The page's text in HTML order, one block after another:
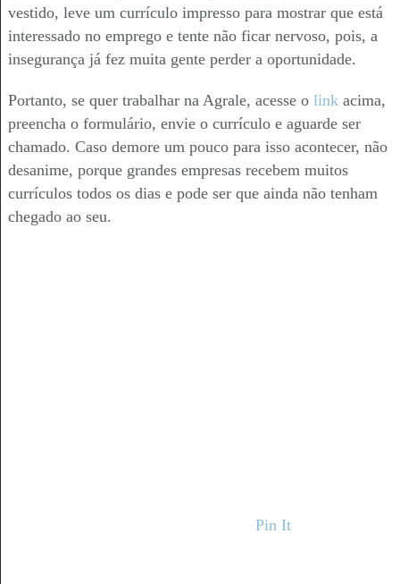
vestido, leve um currículo impresso para mostrar que está
interessado no emprego e tente não ficar nervoso, pois, a
insegurança já fez muita gente perder a oportunidade.
Portanto, se quer trabalhar na Agrale, acesse o linkacima,
preencha o formulário, envie o currículo e aguarde ser
chamado. Caso demore um pouco para isso acontecer, não
desanime, porque grandes empresas recebem muitos
currículos todos os dias e pode ser que ainda não tenham
chegado ao seu.
Pin It